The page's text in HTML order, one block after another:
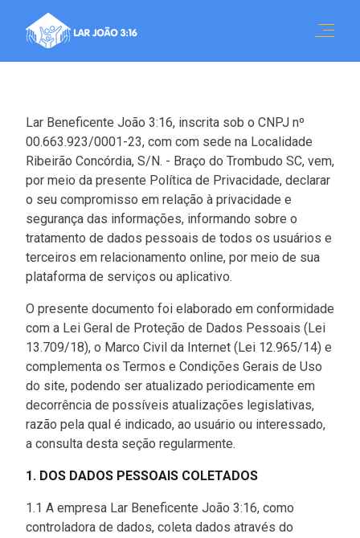
Lar Beneficente João 3:16, inscrita sob o CNPJ nº
00.663.923/0001-23, com com sede na Localidade
Ribeirão Concórdia, S/N. - Braço do Trombudo SC, vem,
por meio da presente Política de Privacidade, declarar
o seu compromisso em relação à privacidade e
segurança das informações, informando sobre o
tratamento de dados pessoais de todos os usuários e
terceiros em relacionamento online, por meio de sua
plataforma de serviços ou aplicativo.
O presente documento foi elaborado em conformidade
com a Lei Geral de Proteção de Dados Pessoais (Lei
13.709/18), o Marco Civil da Internet (Lei 12.965/14) e
complementa os Termos e Condições Gerais de Uso
do site, podendo ser atualizado periodicamente em
decorrência de possíveis atualizações legislativas,
razão pela qual é indicado, ao usuário ou interessado,
a consulta desta seção regularmente.
1. DOS DADOS PESSOAIS COLETADOS
1.1 A empresa Lar Beneficente João 3:16, como
controladora de dados, coleta dados através do